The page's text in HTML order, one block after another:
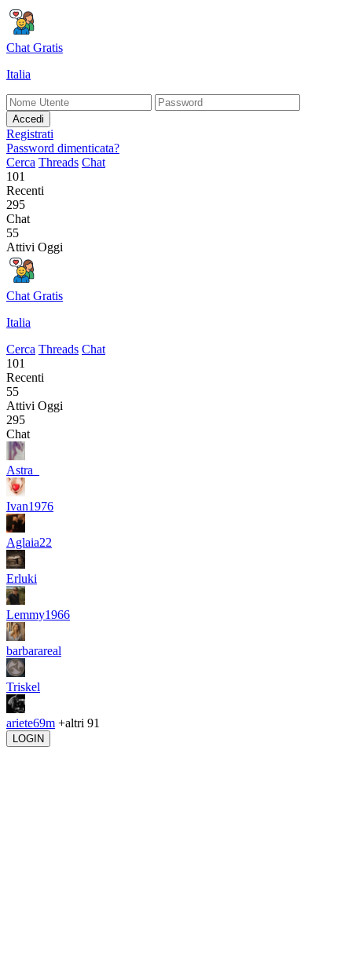
Chat Gratis
Italia
Accedi
Registrati
Password dimenticata?
Cerca Threads Chat
101
Recenti
295
Chat
55
Attivi Oggi
Chat Gratis
Italia
Cerca Threads Chat
101
Recenti
55
Attivi Oggi
295
Chat
Astra_
Ivan1976
Aglaia22
Erluki
Lemmy1966
barbarareal
Triskel
ariete69m +altri 91
LOGIN